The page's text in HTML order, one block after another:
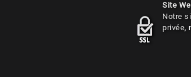
Site
Notre
privée,